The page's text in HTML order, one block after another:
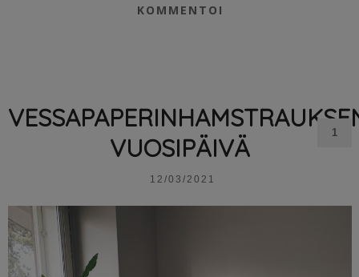
KOMMENTOI
VUOSIPÄIVÄ
12/03/2021
1